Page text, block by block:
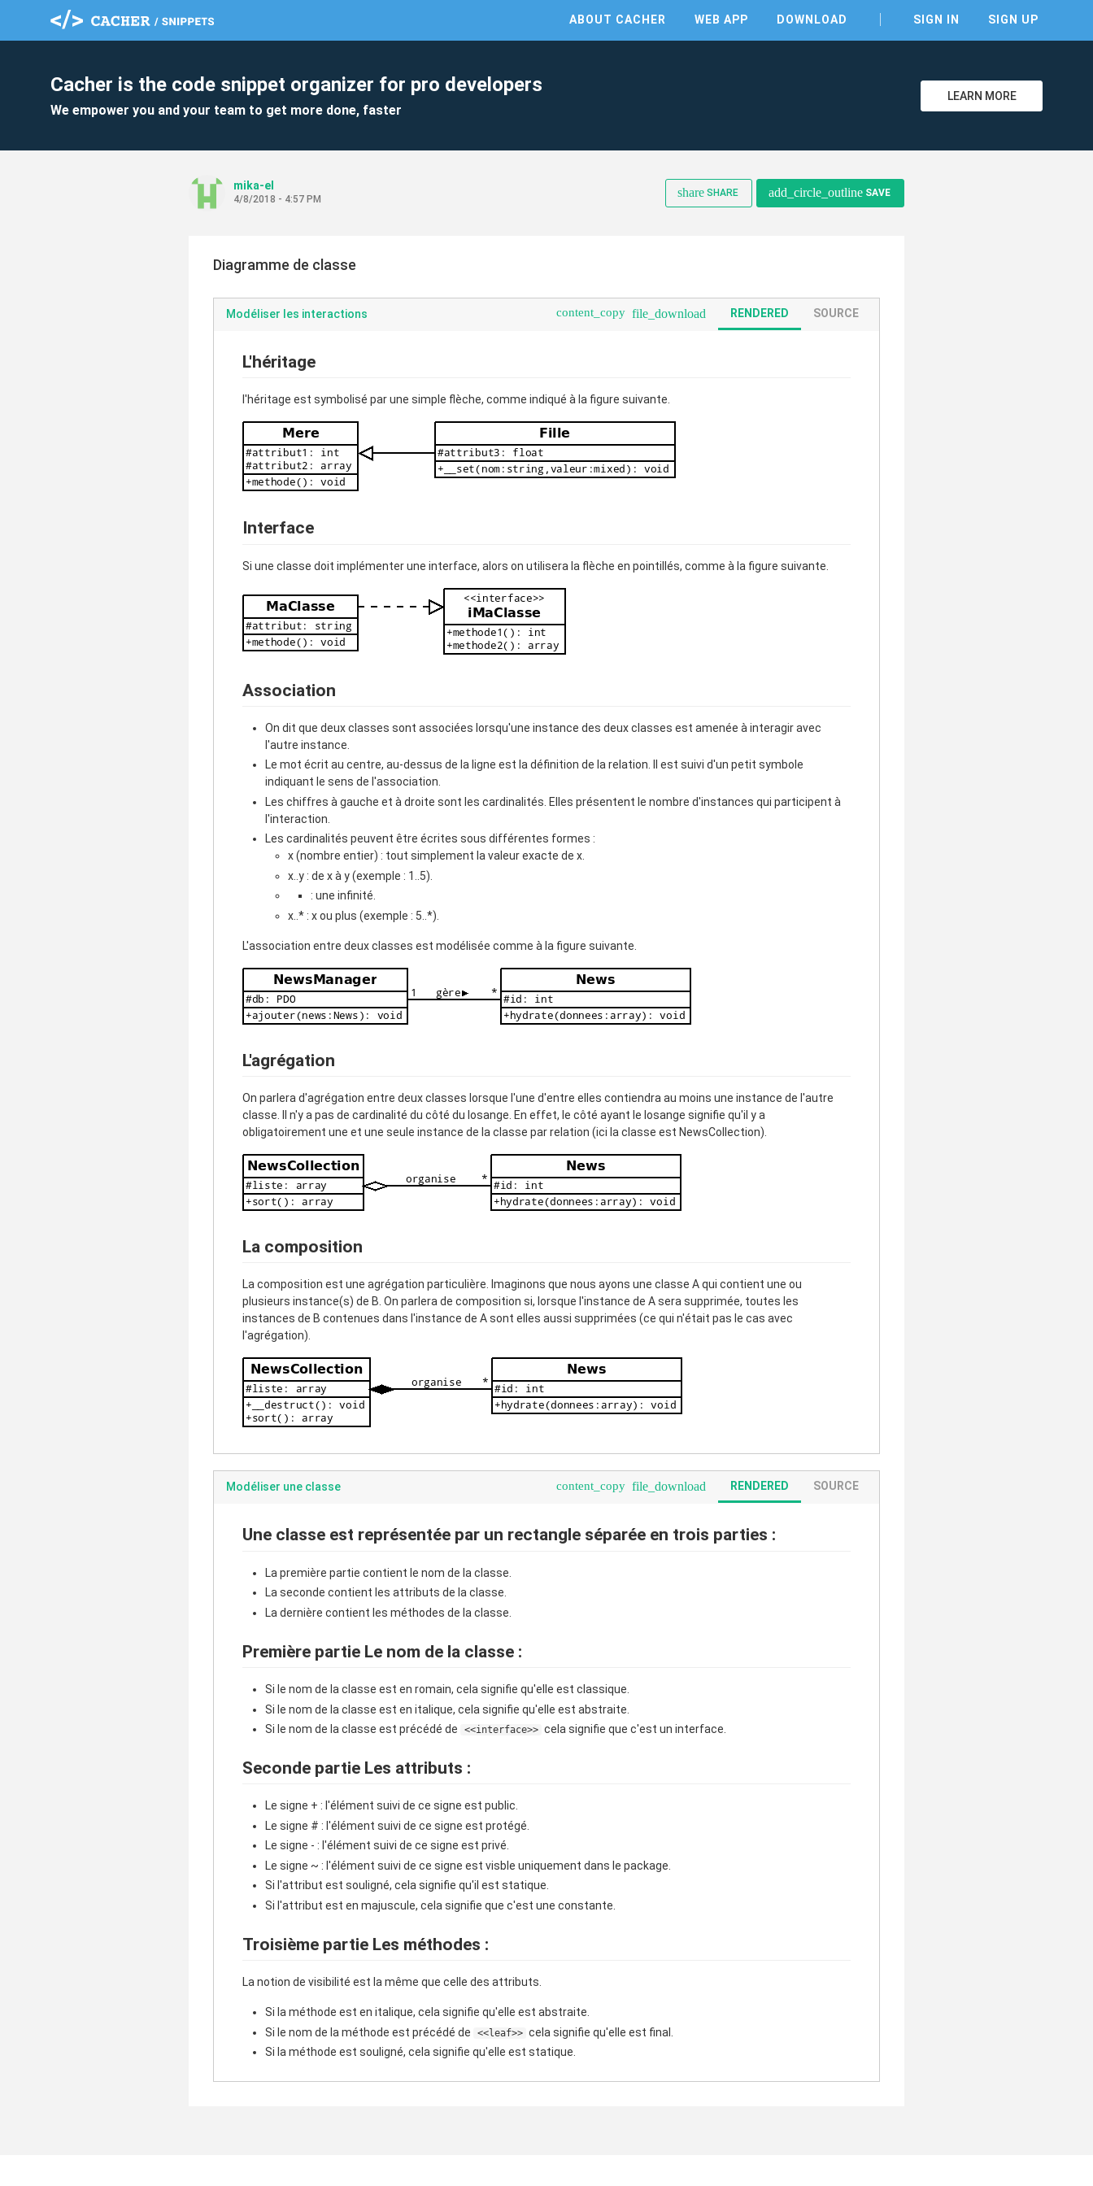
ABOUT CACHER WEB APP DOWNLOAD SIGN IN SIGN UP
Cacher is the code snippet organizer for pro developers
We empower you and your team to get more done, faster
LEARN MORE
mika-el
4/8/2018 - 4:57 PM share SHARE add_circle_outline SAVE
Diagramme de classe
Modéliser les interactions content_copy file_download RENDERED SOURCE
L'héritage
l'héritage est symbolisé par une simple flèche, comme indiqué à la figure suivante.
Interface
Si une classe doit implémenter une interface, alors on utilisera la flèche en pointillés, comme à la figure suivante.
Association
On dit que deux classes sont associées lorsqu'une instance des deux classes est amenée à interagir avec
l'autre instance.
Le mot écrit au centre, au-dessus de la ligne est la définition de la relation. Il est suivi d'un petit symbole
indiquant le sens de l'association.
Les chiffres à gauche et à droite sont les cardinalités. Elles présentent le nombre d'instances qui participent à
l'interaction.
Les cardinalités peuvent être écrites sous différentes formes :
x (nombre entier) : tout simplement la valeur exacte de x.
x..y : de x à y (exemple : 1..5).
: une infinité.
x..* : x ou plus (exemple : 5..*).
L'association entre deux classes est modélisée comme à la figure suivante.
L'agrégation
On parlera d'agrégation entre deux classes lorsque l'une d'entre elles contiendra au moins une instance de l'autre
classe. Il n'y a pas de cardinalité du côté du losange. En effet, le côté ayant le losange signifie qu'il y a
obligatoirement une et une seule instance de la classe par relation (ici la classe est NewsCollection).
La composition
La composition est une agrégation particulière. Imaginons que nous ayons une classe A qui contient une ou
plusieurs instance(s) de B. On parlera de composition si, lorsque l'instance de A sera supprimée, toutes les
instances de B contenues dans l'instance de A sont elles aussi supprimées (ce qui n'était pas le cas avec
l'agrégation).
Modéliser une classe content_copy file_download RENDERED SOURCE
Une classe est représentée par un rectangle séparée en trois parties :
La première partie contient le nom de la classe.
La seconde contient les attributs de la classe.
La dernière contient les méthodes de la classe.
Première partie Le nom de la classe :
Si le nom de la classe est en romain, cela signifie qu'elle est classique.
Si le nom de la classe est en italique, cela signifie qu'elle est abstraite.
Si le nom de la classe est précédé de
<<interface>> cela signifie que c'est un interface.
Seconde partie Les attributs :
Le signe + : l'élément suivi de ce signe est public.
Le signe # : l'élément suivi de ce signe est protégé.
Le signe - : l'élément suivi de ce signe est privé.
Le signe ~ : l'élément suivi de ce signe est visble uniquement dans le package.
Si l'attribut est souligné, cela signifie qu'il est statique.
Si l'attribut est en majuscule, cela signifie que c'est une constante.
Troisième partie Les méthodes :
La notion de visibilité est la même que celle des attributs.
Si la méthode est en italique, cela signifie qu'elle est abstraite.
Si le nom de la méthode est précédé de
<<leaf>> cela signifie qu'elle est final.
Si la méthode est souligné, cela signifie qu'elle est statique.